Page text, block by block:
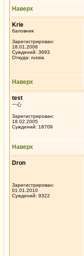
Наверх
Krie
баловник
Зарегистрирован:
18.01.2006
Суждений: 3693
Откуда: russia
Наверх
test
一心
Зарегистрирован:
18.02.2005
Суждений: 18709
Наверх
Dron
Зарегистрирован:
01.01.2010
Суждений: 9322